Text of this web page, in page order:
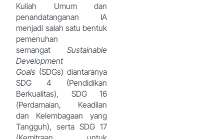
Kuliah Umum dan
penandatanganan IA
menjadi salah satu bentuk
pemenuhan
semangat Sustainable
Development
Goals (SDGs) diantaranya
SDG 4 (Pendidikan
Berkualitas), SDG 16
(Perdamaian, Keadilan
dan Kelembagaan yang
Tangguh), serta SDG 17